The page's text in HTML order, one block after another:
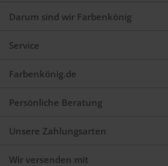
Darum sind wir Farbenkönig
Service
Farbenkönig.de
Persönliche Beratung
Unsere Zahlungsarten
Wir versenden mit